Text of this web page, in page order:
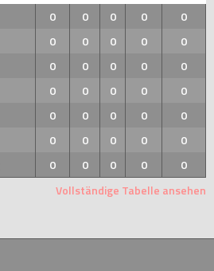
0 0 0 0
0
0 0 0 0
0
0 0 0 0
0
0 0 0 0
0
0 0 0 0
0
0 0 0 0
0
0 0 0 0
0
Vollständige Tabelle ansehen